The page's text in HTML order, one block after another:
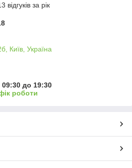
за рік
Київ, Україна
до 19:30
роботи